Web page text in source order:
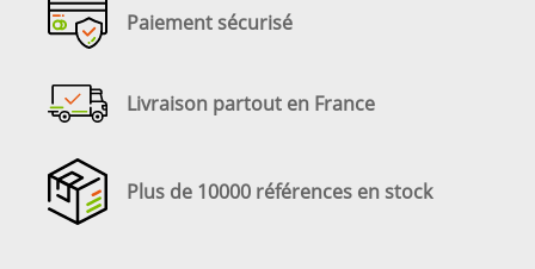
Paiement sécurisé
Livraison partout en France
Plus de 10000 références en stock